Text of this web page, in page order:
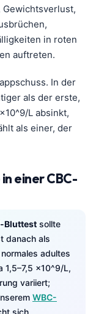
Gewichtsverlust,
in roten
auftreten.
In der
als der erste,
L absinkt,
als einer, der
einer CBC-
Bluttest sollte
danach als
adultes
1,5–7,5 ×10^9/L,
variiert;
WBC-
sich